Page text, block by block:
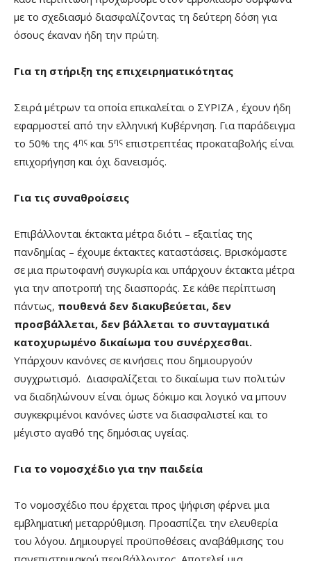
με το σχεδιασμό διασφαλίζοντας τη δεύτερη δόση για
όσους έκαναν ήδη την πρώτη.
Για τη στήριξη της επιχειρηματικότητας
Σειρά μέτρων τα οποία επικαλείται ο ΣΥΡΙΖΑ , έχουν ήδη
εφαρμοστεί από την ελληνική Κυβέρνηση. Για παράδειγμα
το 50% της 4ης και 5ης επιστρεπτέας προκαταβολής είναι
επιχορήγηση και όχι δανεισμός.
Για τις συναθροίσεις
Επιβάλλονται έκτακτα μέτρα διότι – εξαιτίας της
πανδημίας – έχουμε έκτακτες καταστάσεις. Βρισκόμαστε
σε μια πρωτοφανή συγκυρία και υπάρχουν έκτακτα μέτρα
για την αποτροπή της διασποράς. Σε κάθε περίπτωση
πάντως, πουθενά δεν διακυβεύεται, δεν
προσβάλλεται, δεν βάλλεται το συνταγματικά
κατοχυρωμένο δικαίωμα του συνέρχεσθαι.
Υπάρχουν κανόνες σε κινήσεις που δημιουργούν
συγχρωτισμό. Διασφαλίζεται το δικαίωμα των πολιτών
να διαδηλώνουν είναι όμως δόκιμο και λογικό να μπουν
συγκεκριμένοι κανόνες ώστε να διασφαλιστεί και το
μέγιστο αγαθό της δημόσιας υγείας.
Για το νομοσχέδιο για την παιδεία
Το νομοσχέδιο που έρχεται προς ψήφιση φέρνει μια
εμβληματική μεταρρύθμιση. Προασπίζει την ελευθερία
του λόγου. Δημιουργεί προϋποθέσεις αναβάθμισης του